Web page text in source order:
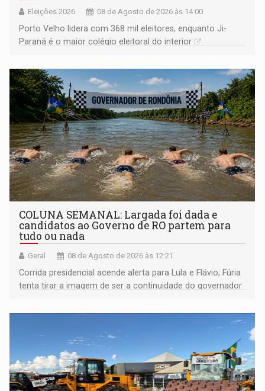
Eleições 2026 08 de Agosto de 2026 às 14:00
Porto Velho lidera com 368 mil eleitores, enquanto Ji-
Paraná é o maior colégio eleitoral do interior
COLUNA SEMANAL: Largada foi dada e
candidatos ao Governo de RO partem para
tudo ou nada
Geral 08 de Agosto de 2026 às 12:21
Corrida presidencial acende alerta para Lula e Flávio; Fúria
tenta tirar a imagem de ser a continuidade do governador
não ter entrado no modo eleição; ABAV faz evento em